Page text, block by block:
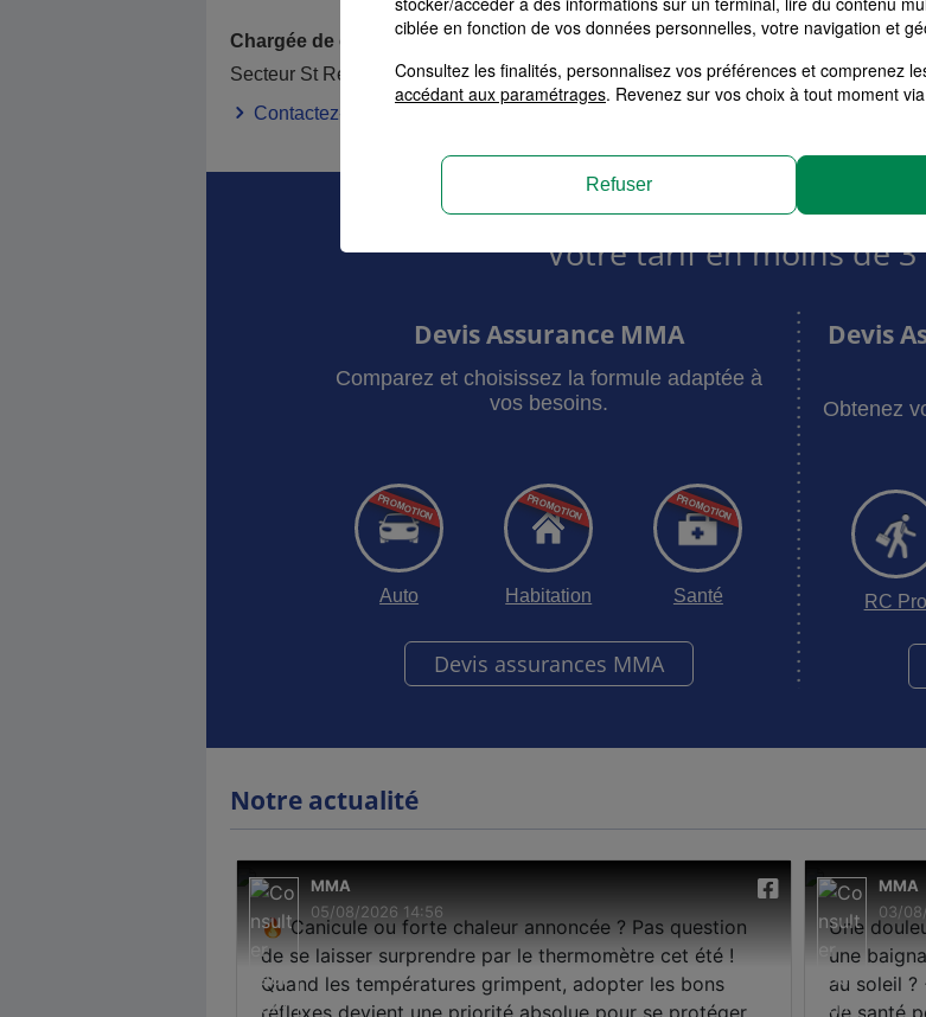
SandrineSANJOSE
Chargée de clientèle Professionnels et Entreprises
Secteur St Renan
Contactez-moi
Votre tarif en moins de
Devis Assurance MMA
Comparez et choisissez la formule adaptée à
vos besoins.
Auto Habitation Santé
Devis assurances MMA
Devis
Obtenez
RC Pro
Notre actualité
ciblée en fonction de vos données personnelles, votre navigation et
Consultez les finalités, personnalisez vos préférences et comprenez
accédant aux paramétrages. Revenez sur vos choix à tout moment
Refuser